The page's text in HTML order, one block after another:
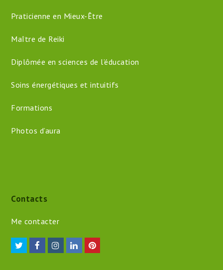
Praticienne en Mieux-Être
Maître de Reiki
Diplômée en sciences de l’éducation
Soins énergétiques et intuitifs
Formations
Photos d’aura
Contacts
Me contacter
TwitterFacebookInstagram
LinkedInPinterest